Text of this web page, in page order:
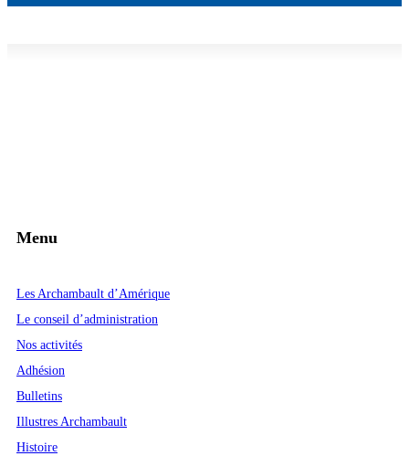
Menu
Les Archambault d’Amérique
Le conseil d’administration
Nos activités
Adhésion
Bulletins
Illustres Archambault
Histoire